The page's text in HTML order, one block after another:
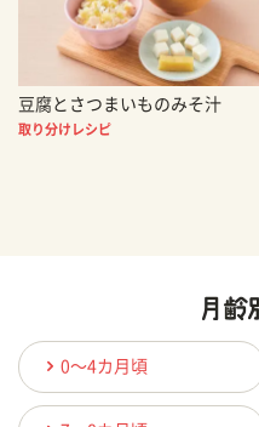
豆腐とさつまいものみそ汁
取り分けレシピ
0〜4カ月頃